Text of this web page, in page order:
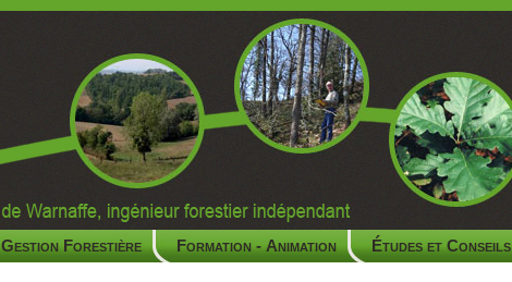
Gestion Forestière Formation - Animation Études et Conseils